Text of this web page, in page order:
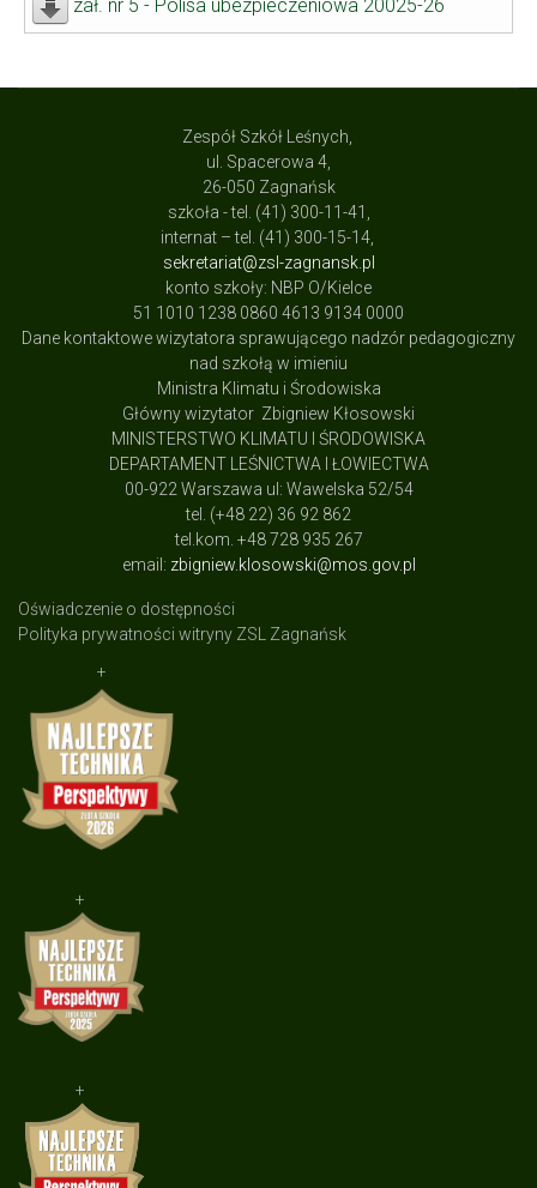
zał. nr 5 - Polisa ubezpieczeniowa 20025-26
Zespół Szkół Leśnych,
ul. Spacerowa 4,
26-050 Zagnańsk
szkoła - tel. (41) 300-11-41,
internat – tel. (41) 300-15-14,
sekretariat@zsl-zagnansk.pl
konto szkoły: NBP O/Kielce
51 1010 1238 0860 4613 9134 0000
Dane kontaktowe wizytatora sprawującego nadzór pedagogiczny
nad szkołą w imieniu
Ministra Klimatu i Środowiska
Główny wizytator Zbigniew Kłosowski
MINISTERSTWO KLIMATU I ŚRODOWISKA
DEPARTAMENT LEŚNICTWA I ŁOWIECTWA
00-922 Warszawa ul: Wawelska 52/54
tel. (+48 22) 36 92 862
tel.kom. +48 728 935 267
email: zbigniew.klosowski@mos.gov.pl
Oświadczenie o dostępności
Polityka prywatności witryny ZSL Zagnańsk
+
+
+